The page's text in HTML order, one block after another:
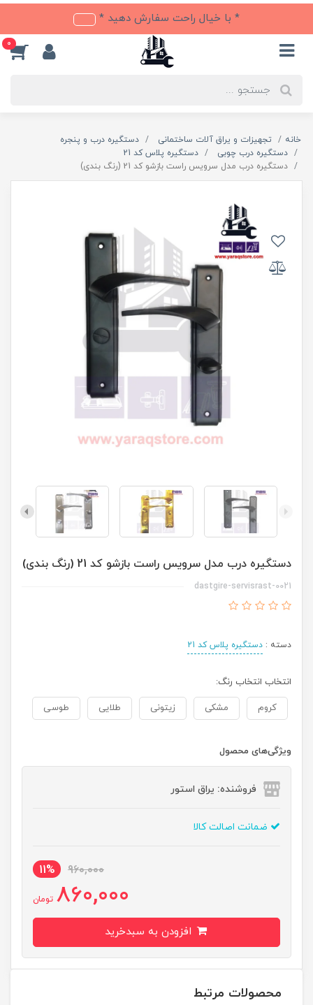
* با خیال راحت سفارش دهید *
0
خانه تجهیزات و یراق آلات ساختمانی
دستگیره درب و پنجره
دستگیره درب چوبی
دستگیره پلاس کد 21
دستگیره درب مدل سرویس راست بازشو کد 21 (رنگ بندی)
دستگیره درب مدل سرویس راست بازشو کد 21 (رنگ بندی)
dastgire-servisrast-0021
دسته : دستگیره پلاس کد 21
انتخاب انتخاب رنگ:
کروم مشکی زیتونی طلایی طوسی
ویژگی‌های محصول
فروشنده: یراق استور
ضمانت اصالت کالا
960,000
11%
860,000 تومان
محصولات مرتبط